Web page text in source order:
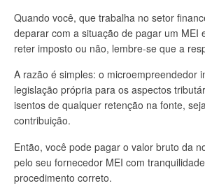
Quando você, que trabalha no setor
deparar com a situação de pagar um MEI
reter imposto ou não, lembre-se que a
A razão é simples: o microempreendedor
legislação própria para os aspectos
isentos de qualquer retenção na fonte,
contribuição.
Então, você pode pagar o valor bruto da
pelo seu fornecedor MEI com
procedimento correto.